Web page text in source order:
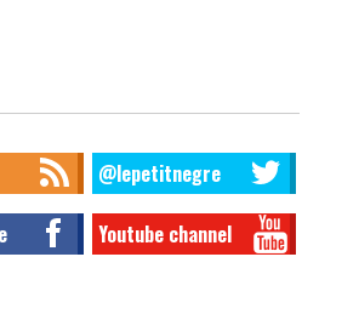
@lepetitnegre
Youtube channel